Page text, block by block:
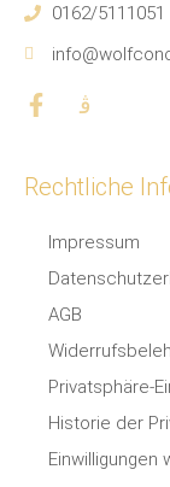
0162/5111051
F
e
b
J
-
i
s
t
r
m
-
-
Rechtliche
Impressum
AGB
Privatsphäre-
Historie der
Einwilligungen